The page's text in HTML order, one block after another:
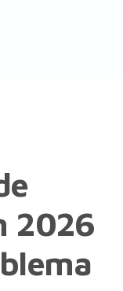
2026